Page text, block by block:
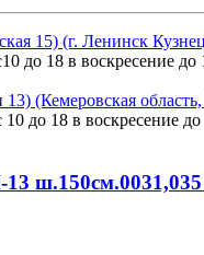
15) (г. Ленинск
до 18 в воскресение до
(Кемеровская
до 18 в воскресение